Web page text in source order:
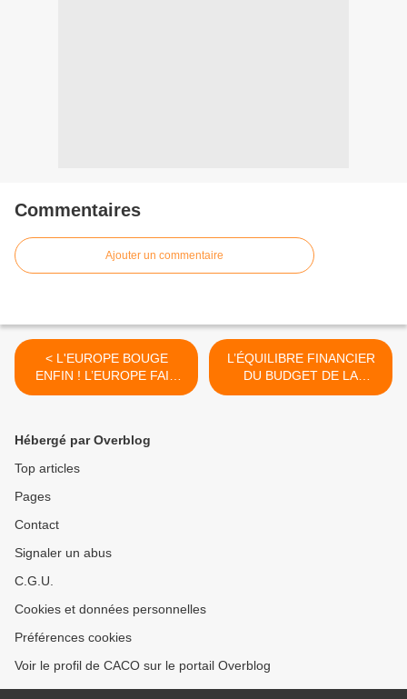
Commentaires
Ajouter un commentaire
< L'EUROPE BOUGE
ENFIN ! L’EUROPE FAIT
MARCHE ARRIÈRE PAR
RÉPONDRE AUX DÉFIS
MONDIAUX DE DEMAIN
L’ÉQUILIBRE FINANCIER
DU BUDGET DE LA
FRANCE N’EST PAS POUR
Hébergé par Overblog
Top articles
Pages
Contact
Signaler un abus
C.G.U.
Cookies et données personnelles
Préférences cookies
Voir le profil de CACO sur le portail Overblog